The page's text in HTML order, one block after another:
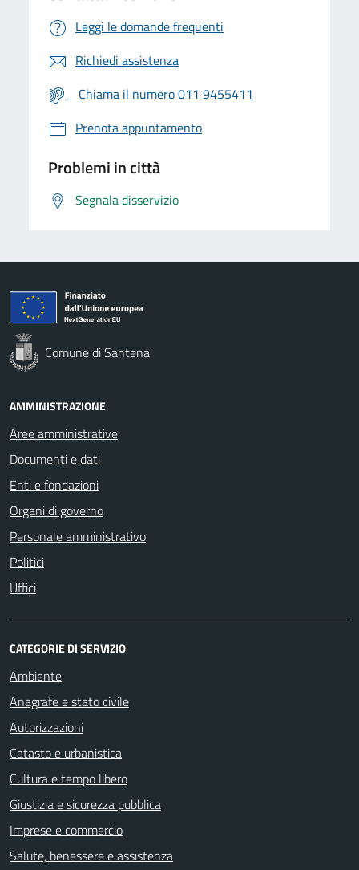
Leggi le domande frequenti
Richiedi assistenza
Chiama il numero 011 9455411
Prenota appuntamento
Problemi in città
Segnala disservizio
Comune di Santena
AMMINISTRAZIONE
Aree amministrative
Documenti e dati
Enti e fondazioni
Organi di governo
Personale amministrativo
Politici
Uffici
CATEGORIE DI SERVIZIO
Ambiente
Anagrafe e stato civile
Autorizzazioni
Catasto e urbanistica
Cultura e tempo libero
Giustizia e sicurezza pubblica
Imprese e commercio
Salute, benessere e assistenza